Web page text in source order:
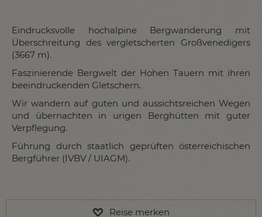
Eindrucksvolle hochalpine Bergwanderung mit
Überschreitung des vergletscherten Großvenedigers
(3667 m).
Faszinierende Bergwelt der Hohen Tauern mit ihren
beeindruckenden Gletschern.
Wir wandern auf guten und aussichtsreichen Wegen
und übernachten in urigen Berghütten mit guter
Verpflegung.
Führung durch staatlich geprüften österreichischen
Bergführer (IVBV / UIAGM).
Reise merken